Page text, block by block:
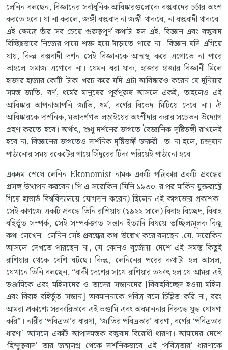
লেনিন বলছেন, বিজ্ঞানের সর্বাধুনিক আবিষ্কারগুলোকে বস্তুবাদের চর্চার অংশ
করতে হবে। যা না করলে, জঙ্গী বস্তুবাদ না জঙ্গী থাকবে, না বস্তুবাদী থাকবে।
এই ক্ষেত্রে তাঁর সব চেয়ে গুরুত্বপূর্ণ কথাটা হল এই, বিজ্ঞান এবং বস্তুবাদ
বিচ্ছিন্নভাবে নিজের পায়ে শক্ত হয়ে দাঁড়াতে পারে না। বিজ্ঞান যদি এগিয়ে
যায়, কিন্তু বস্তুবাদী দর্শন সেই বিজ্ঞানকে আত্মস্থ করে এগোতে না পারে
তাহলে সমাজ এগোবে না। যেমন ধরা যাক, হাজার হাজার বিজ্ঞানী মিলে
হাজার হাজার কোটি টাকা খরচ করে যদি এটা আবিষ্কারও করেন যে দুনিয়ার
সমস্ত জাতি, বর্ণ, ধর্মের মানুষের পূর্বপুরুষ আসলে একই, তাহলেও এই
আবিষ্কার আপনাআপনি জাতি, ধর্ম, বর্ণের বিভেদ মিটিয়ে দেবে না। ঐ
আবিষ্কারকে দার্শনিক, মতাদর্শগত লড়াইয়ের অংশীদার করার সচেতন উদ্যোগ
গ্রহণ করতে হবে। অর্থাৎ, শুধু দর্শনের জগতে বৈজ্ঞানিক দৃষ্টিভঙ্গী রাখলেই
হবে না, বিজ্ঞানের জগতেও দার্শনিক দৃষ্টিভঙ্গী জরুরী। তা না হলে, চন্দ্রযান
পাঠানোর সময় রকেটের গায়ে সিঁদুরের টিকা পরিয়েই পাঠানো হবে।
একদম শেষে লেনিন Ekonomist নামক একটি পত্রিকার একটি প্রবন্ধের
প্রসঙ্গ উত্থাপন করবেন। পি এ সরোকিন (যিনি ১৯৩০–র পর মার্কিন যুক্তরাষ্ট্রে
গিয়ে হাভার্ড বিশ্ববিদ্যালয়ে যোগদান করেন) ছিলেন এই কাগজের প্রকাশক।
সেই কাগজে একটি প্রবন্ধে তিনি রাশিয়ায় (১৯২২ সালে) বিবাহ বিচ্ছেদ, বিবাহ
বহির্ভূত সম্পর্ক, সেই সম্পর্কজাত সন্তান ইত্যাদি বিষয়ে তাচ্ছিল্যমূলক কিছু
কথা লেখেন। লেনিন সেই প্রবন্ধের কথা উল্লেখ করে বলছেন ,যে, সরোকিন
আসলে দেখতে পারছেন না, যে কোনও বুর্জোয়া দেশে এই সমস্ত কিছুই
রাশিয়ার থেকে বেশি ঘটছে। কিন্তু, লেনিনের পরের কথাটা হল আসল,
যেখানে তিনি বলছেন, “বাকী দেশের সাথে রাশিয়ার তফাৎ হল যে আমরা এই
ভণ্ডামিকে এবং মহিলাদের ও তাদের সন্তানদের [বিবাহবিচ্ছেদ হওয়া মহিলা
এবং বিবাহ বহির্ভূত সন্তান] অবমাননাকে পবিত্র বলে চিহ্ণিত করি না, বরং
আমরা প্রকাশ্যে সরকারিভাবে এই ভণ্ডামি এবং অবমাননার বিরুদ্ধে যুদ্ধ ঘোষণা
করি”। নারীর ‘পবিত্রতা’র ধারণা, ‘জাতির পবিত্রতার’ ধারণা, বর্ণের ‘পবিত্রতার
ধারণা’ আসলে একটি আপাদমস্তক বস্তুবাদ বিরোধী ধারণা। আমাদের দেশে
‘হিন্দুত্ববাদ’ তার জন্মলগ্ন থেকে দার্শনিকভাবে এই ‘পবিত্রতার’ ধারণাকে